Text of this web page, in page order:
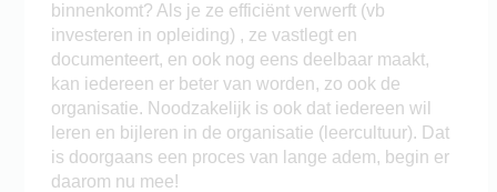
binnenkomt? Als je ze efficiënt verwerft (vb
investeren in opleiding) , ze vastlegt en
documenteert, en ook nog eens deelbaar maakt,
kan iedereen er beter van worden, zo ook de
organisatie. Noodzakelijk is ook dat iedereen wil
leren en bijleren in de organisatie (leercultuur). Dat
is doorgaans een proces van lange adem, begin er
daarom nu mee!